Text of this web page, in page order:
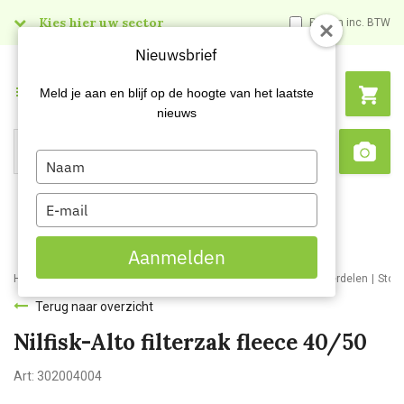
Kies hier uw sector Prijzen inc. BTW
Search
Menu
Home Webshop Schoonmaakmachines Stofzuigers en onderdelen
Terug naar overzicht
Nilfisk-Alto filterzak fleece 40/50
Art: 302004004
Nieuwsbrief
Meld je aan en blijf op de hoogte van het laatste
nieuws
Type
your
name
Type
your
email
Aanmelden